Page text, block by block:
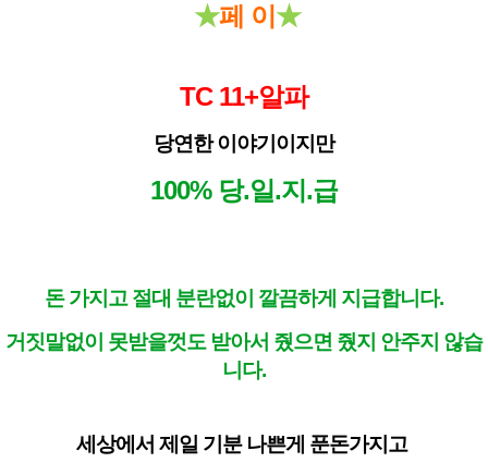
★페 이 ★
TC 11+알파
당연한 이야기이지만
100% 당.일.지.급
돈 가지고 절대 분란없이 깔끔하게 지급합니다.
거짓말없이 못받을껏도 받아서 줬으면 줬지 안주지 않습
니다.
세상에서 제일 기분 나쁜게 푼돈가지고